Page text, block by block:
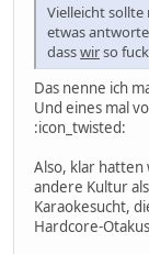
Vielleicht sollte
etwas
dasswirso
Das nenne ich
Und eines mal
:icon_twisted:
Also, klar hatten
andere Kultur
Karaokesucht,
Hardcore-